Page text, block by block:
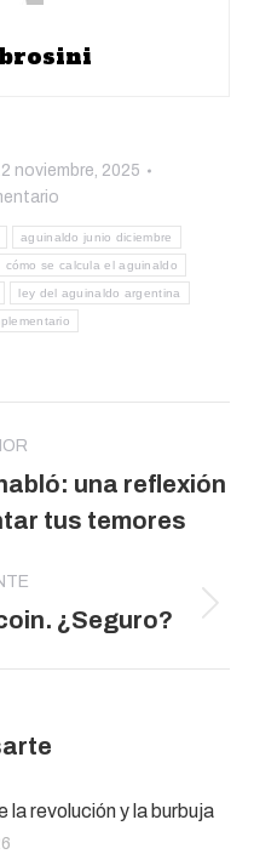
noviembre, 2025
aguinaldo junio diciembre
cómo se calcula el aguinaldo
ley del aguinaldo argentina
una reflexión
tus temores
¿Seguro?
la revolución y la burbuja